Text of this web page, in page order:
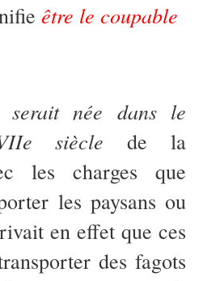
être le coupable
serait née dans le
siècle de la
les charges que
les paysans ou
en effet que ces
des fagots